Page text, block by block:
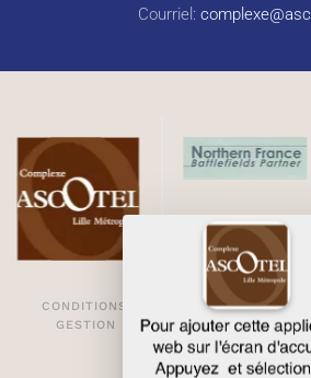
Courriel:
CONDITIONS GÉNÉRALES DE VENTE
GESTION DES COOKIES
PLAN